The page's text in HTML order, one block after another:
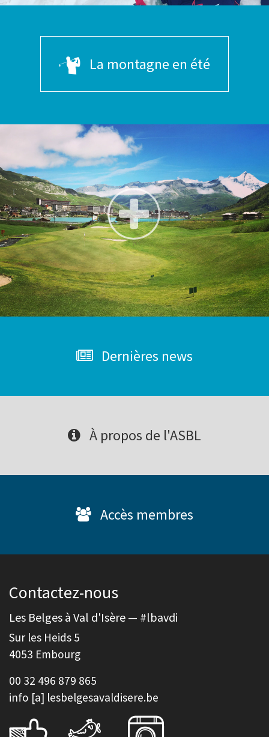
La montagne en été
Dernières news
À propos de l'ASBL
Accès membres
Contactez-nous
Les Belges à Val d'Isère — #lbavdi
Sur les Heids 5
4053 Embourg
00 32 496 879 865
info [a] lesbelgesavaldisere.be